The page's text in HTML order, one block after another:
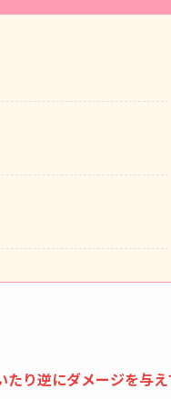
たり逆にダメージを与え